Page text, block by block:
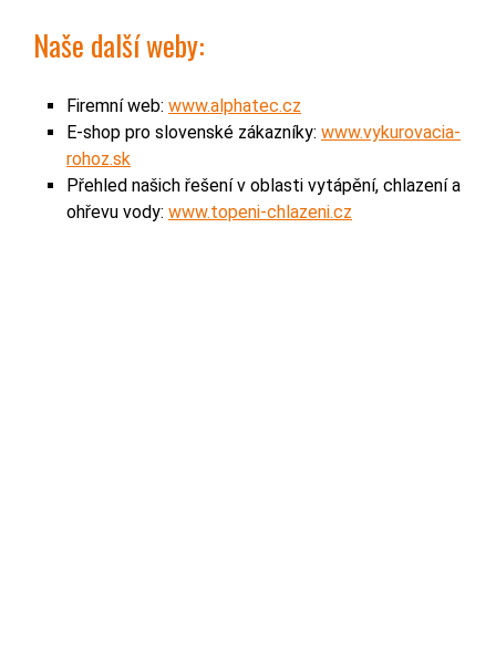
Naše dalšíweby:
Firemní web: www.alphatec.cz
E-shop pro slovenské zákazníky: www.vykurovacia-
rohoz.sk
Přehled našich řešení v oblasti vytápění, chlazení a
ohřevu vody: www.topeni-chlazeni.cz